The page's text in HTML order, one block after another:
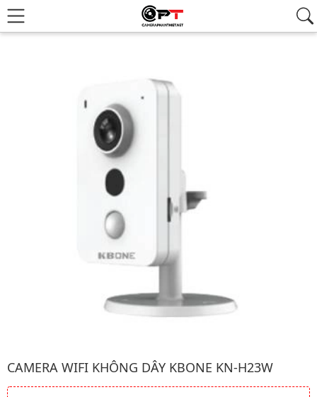
Hình ảnh đại diện của sản phẩm Camera wifi không dây KBONE
CAMERA WIFI KHÔNG DÂY KBONE KN-H23W